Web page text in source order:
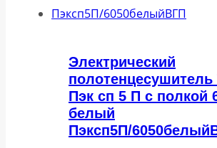
Электрический
полотенцесушитель
Пэк сп 5 П с полкой
белый
Пэксп5П/